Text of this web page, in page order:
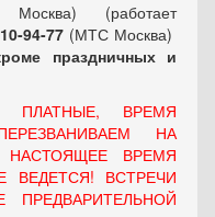
Москва) (работает
94-77 (МТС Москва)
праздничных и
ПЛАТНЫЕ, ВРЕМЯ
НА
ВРЕМЯ
ВСТРЕЧИ